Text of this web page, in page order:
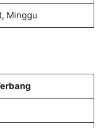
Minggu